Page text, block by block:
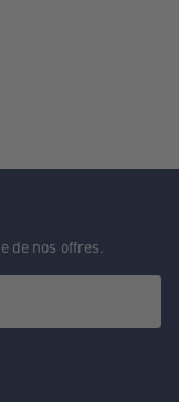
de nos offres.